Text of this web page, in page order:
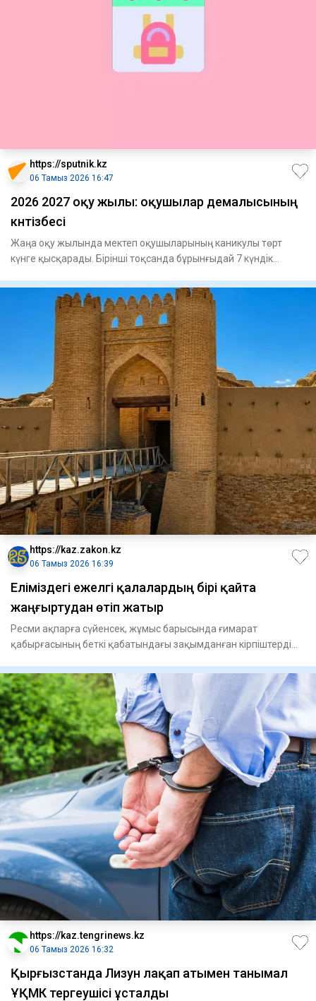
https://sputnik.kz
06 Тамыз 2026 16:47
2026 2027 оқу жылы: оқушылар демалысының
күнтізбесі
Жаңа оқу жылында мектеп оқушыларының каникулы төрт
күнге қысқарады. Бірінші тоқсанда бұрынғыдай 7 күндік
https://kaz.zakon.kz
06 Тамыз 2026 16:39
Еліміздегі ежелгі қалалардың бірі қайта
жаңғыртудан өтіп жатыр
Ресми ақпарға сүйенсек, жұмыс барысында ғимарат
қабырғасының беткі қабатындағы зақымданған кірпіштерді
https://kaz.tengrinews.kz
06 Тамыз 2026 16:32
Қырғызстанда Лизун лақап атымен танымал
ҰҚМК тергеушісі ұсталды